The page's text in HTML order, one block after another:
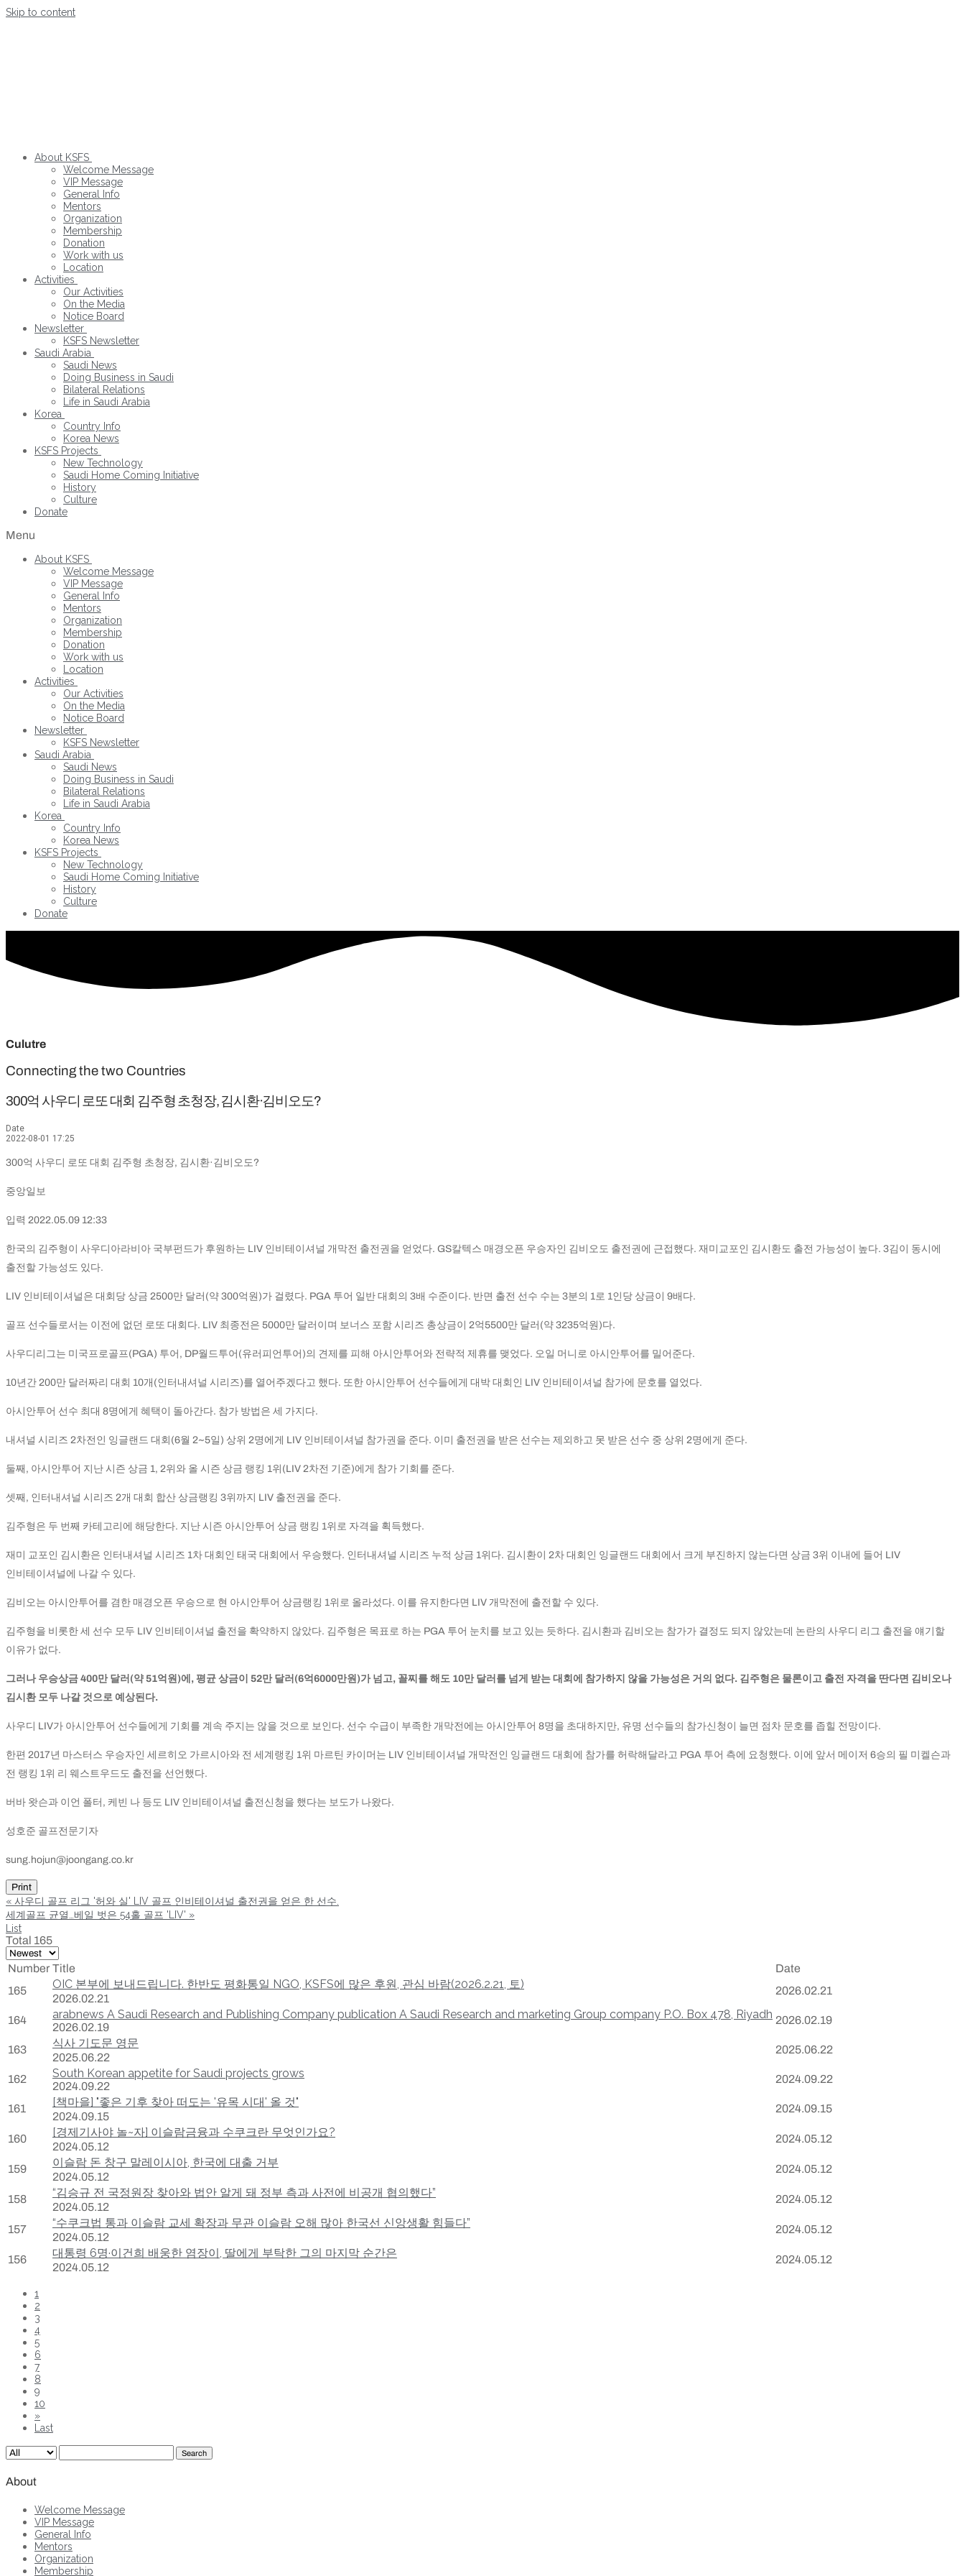
Skip to content
About KSFS
Welcome Message
VIP Message
General Info
Mentors
Organization
Membership
Donation
Work with us
Location
Activities
Our Activities
On the Media
Notice Board
Newsletter
KSFS Newsletter
Saudi Arabia
Saudi News
Doing Business in Saudi
Bilateral Relations
Life in Saudi Arabia
Korea
Country Info
Korea News
KSFS Projects
New Technology
Saudi Home Coming Initiative
History
Culture
Donate
Menu
About KSFS
Welcome Message
VIP Message
General Info
Mentors
Organization
Membership
Donation
Work with us
Location
Activities
Our Activities
On the Media
Notice Board
Newsletter
KSFS Newsletter
Saudi Arabia
Saudi News
Doing Business in Saudi
Bilateral Relations
Life in Saudi Arabia
Korea
Country Info
Korea News
KSFS Projects
New Technology
Saudi Home Coming Initiative
History
Culture
Donate
Culutre
Connecting the two Countries
300억 사우디 로또 대회 김주형 초청장, 김시환·김비오도?
Date
2022-08-01 17:25
300억 사우디 로또 대회 김주형 초청장, 김시환·김비오도?
중앙일보
입력 2022.05.09 12:33
한국의 김주형이 사우디아라비아 국부펀드가 후원하는 LIV 인비테이셔널 개막전 출전권을 얻었다. GS칼텍스 매경오픈 우승자인 김비오도 출전권에 근접했다. 재미교포인 김시환도 출전 가능성이 높다. 3김이 동시에
출전할 가능성도 있다.
LIV 인비테이셔널은 대회당 상금 2500만 달러(약 300억원)가 걸렸다. PGA 투어 일반 대회의 3배 수준이다. 반면 출전 선수 수는 3분의 1로 1인당 상금이 9배다.
골프 선수들로서는 이전에 없던 로또 대회다. LIV 최종전은 5000만 달러이며 보너스 포함 시리즈 총상금이 2억5500만 달러(약 3235억원)다.
사우디리그는 미국프로골프(PGA) 투어, DP월드투어(유러피언투어)의 견제를 피해 아시안투어와 전략적 제휴를 맺었다. 오일 머니로 아시안투어를 밀어준다.
10년간 200만 달러짜리 대회 10개(인터내셔널 시리즈)를 열어주겠다고 했다. 또한 아시안투어 선수들에게 대박 대회인 LIV 인비테이셔널 참가에 문호를 열었다.
아시안투어 선수 최대 8명에게 혜택이 돌아간다. 참가 방법은 세 가지다.
내셔널 시리즈 2차전인 잉글랜드 대회(6월 2~5일) 상위 2명에게 LIV 인비테이셔널 참가권을 준다. 이미 출전권을 받은 선수는 제외하고 못 받은 선수 중 상위 2명에게 준다.
둘째, 아시안투어 지난 시즌 상금 1, 2위와 올 시즌 상금 랭킹 1위(LIV 2차전 기준)에게 참가 기회를 준다.
셋째, 인터내셔널 시리즈 2개 대회 합산 상금랭킹 3위까지 LIV 출전권을 준다.
김주형은 두 번째 카테고리에 해당한다. 지난 시즌 아시안투어 상금 랭킹 1위로 자격을 획득했다.
재미 교포인 김시환은 인터내셔널 시리즈 1차 대회인 태국 대회에서 우승했다. 인터내셔널 시리즈 누적 상금 1위다. 김시환이 2차 대회인 잉글랜드 대회에서 크게 부진하지 않는다면 상금 3위 이내에 들어 LIV
인비테이셔널에 나갈 수 있다.
김비오는 아시안투어를 겸한 매경오픈 우승으로 현 아시안투어 상금랭킹 1위로 올라섰다. 이를 유지한다면 LIV 개막전에 출전할 수 있다.
김주형을 비롯한 세 선수 모두 LIV 인비테이셔널 출전을 확약하지 않았다. 김주형은 목표로 하는 PGA 투어 눈치를 보고 있는 듯하다. 김시환과 김비오는 참가가 결정도 되지 않았는데 논란의 사우디 리그 출전을 얘기할
이유가 없다.
그러나 우승상금 400만 달러(약 51억원)에, 평균 상금이 52만 달러(6억6000만원)가 넘고, 꼴찌를 해도 10만 달러를 넘게 받는 대회에 참가하지 않을 가능성은 거의 없다. 김주형은 물론이고 출전 자격을 딴다면 김비오나
김시환 모두 나갈 것으로 예상된다.
사우디 LIV가 아시안투어 선수들에게 기회를 계속 주지는 않을 것으로 보인다. 선수 수급이 부족한 개막전에는 아시안투어 8명을 초대하지만, 유명 선수들의 참가신청이 늘면 점차 문호를 좁힐 전망이다.
한편 2017년 마스터스 우승자인 세르히오 가르시아와 전 세계랭킹 1위 마르틴 카이머는 LIV 인비테이셔널 개막전인 잉글랜드 대회에 참가를 허락해달라고 PGA 투어 측에 요청했다. 이에 앞서 메이저 6승의 필 미켈슨과
전 랭킹 1위 리 웨스트우드도 출전을 선언했다.
버바 왓슨과 이언 폴터, 케빈 나 등도 LIV 인비테이셔널 출전신청을 했다는 보도가 나왔다.
성호준 골프전문기자
sung.hojun@joongang.co.kr
Print
« 사우디 골프 리그 '허와 실' LIV 골프 인비테이셔널 출전권을 얻은 한 선수.
세계골프 균열…베일 벗은 54홀 골프 'LIV' »
List
Total 165
Number Title
Date
165
OIC 본부에 보내드립니다. 한반도 평화통일 NGO, KSFS에 많은 후원, 관심 바람(2026.2.21, 토)
2026.02.21
2026.02.21
164 arabnews A Saudi Research and Publishing Company publication A Saudi Research and marketing Group company P.O. Box 478, Riyadh
2026.02.19
2026.02.19
163 식사 기도문 영문
2025.06.22
2025.06.22
162 South Korean appetite for Saudi projects grows
2024.09.22
2024.09.22
161 [책마을] "좋은 기후 찾아 떠도는 '유목 시대' 올 것"
2024.09.15
2024.09.15
160 [경제기사야 놀~자] 이슬람금융과 수쿠크란 무엇인가요?
2024.05.12
2024.05.12
159 이슬람 돈 창구 말레이시아, 한국에 대출 거부
2024.05.12
2024.05.12
158 “김승규 전 국정원장 찾아와 법안 알게 돼 정부 측과 사전에 비공개 협의했다”
2024.05.12
2024.05.12
157 “수쿠크법 통과 이슬람 교세 확장과 무관 이슬람 오해 많아 한국선 신앙생활 힘들다”
2024.05.12
2024.05.12
156 대통령 6명·이건희 배웅한 염장이, 딸에게 부탁한 그의 마지막 순간은
2024.05.12
2024.05.12
1
2
3
4
5
6
7
8
9
10
»
Last
Search
About
Welcome Message
VIP Message
General Info
Mentors
Organization
Membership